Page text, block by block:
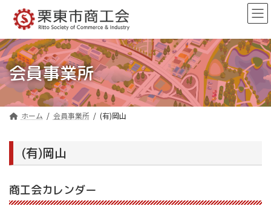
ン
ツ
へ
ス
キ
ッ
ー
シ
ョ
ン
に
移
会員事業所
ホーム 会員事業所 (有)岡山
(有)岡山
商工会カレンダー